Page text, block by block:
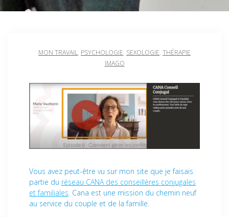
MON TRAVAIL, PSYCHOLOGIE, SEXOLOGIE, THÉRAPIE
IMAGO
Vous avez peut-être vu sur mon site que je faisais
partie du réseau CANA des conseillères conjugales
et familiales. Cana est une mission du chemin neuf
au service du couple et de la famille.